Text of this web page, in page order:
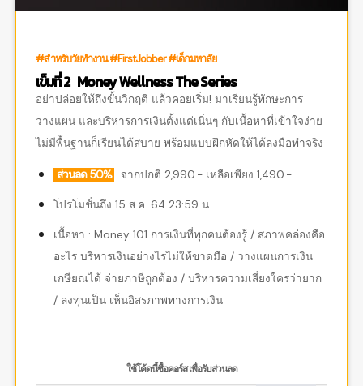
#สำหรับวัยทำงาน #FirstJobber #เด็กมหาลัย
เข็มที่ 2 Money Wellness The Series
อย่าปล่อยให้ถึงขั้นวิกฤติ แล้วคอยเริ่ม! มาเรียนรู้ทักษะการ
วางแผน และบริหารการเงินตั้งแต่เนิ่นๆ กับเนื้อหาที่เข้าใจง่าย
ไม่มีพื้นฐานก็เรียนได้สบาย พร้อมแบบฝึกหัดให้ได้ลงมือทำจริง
ส่วนลด 50% จากปกติ 2,990.- เหลือเพียง 1,490.-
โปรโมชั่นถึง 15 ส.ค. 64 23:59 น.
เนื้อหา : Money 101 การเงินที่ทุกคนต้องรู้ / สภาพคล่องคือ
อะไร บริหารเงินอย่างไรไม่ให้ขาดมือ / วางแผนการเงิน
เกษียณได้ จ่ายภาษีถูกต้อง / บริหารความเสี่ยงใครว่ายาก
/ ลงทุนเป็น เห็นอิสรภาพทางการเงิน
ใช้โค้ดนี้ซื้อคอร์ส เพื่อรับส่วนลด